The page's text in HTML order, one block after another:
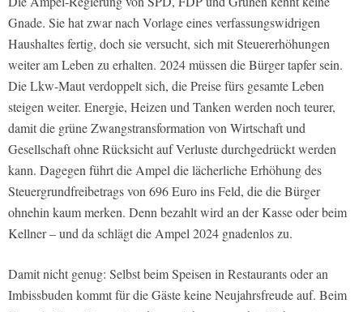
Gnade. Sie hat zwar nach Vorlage eines verfassungswidrigen
Haushaltes fertig, doch sie versucht, sich mit Steuererhöhungen
weiter am Leben zu erhalten. 2024 müssen die Bürger tapfer sein.
Die Lkw-Maut verdoppelt sich, die Preise fürs gesamte Leben
steigen weiter. Energie, Heizen und Tanken werden noch teurer,
damit die grüne Zwangstransformation von Wirtschaft und
Gesellschaft ohne Rücksicht auf Verluste durchgedrückt werden
kann. Dagegen führt die Ampel die lächerliche Erhöhung des
Steuergrundfreibetrags von 696 Euro ins Feld, die die Bürger
ohnehin kaum merken. Denn bezahlt wird an der Kasse oder beim
Kellner – und da schlägt die Ampel 2024 gnadenlos zu.
Damit nicht genug: Selbst beim Speisen in Restaurants oder an
Imbissbuden kommt für die Gäste keine Neujahrsfreude auf. Beim